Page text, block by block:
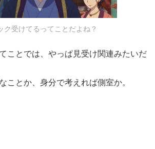
ク受けてるってことだよね？
ことでは、やっぱ見受け関連みたいだ
ことか、身分で考えれば側室か。